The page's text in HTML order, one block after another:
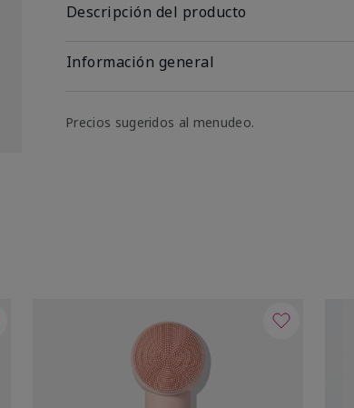
Descripción del producto
Información general
Precios sugeridos al menudeo.